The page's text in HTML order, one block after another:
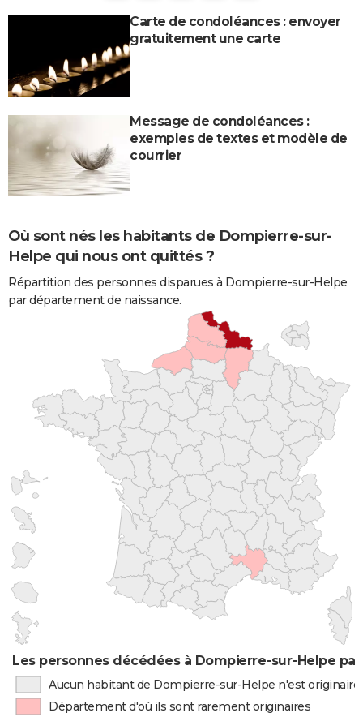
Carte de condoléances : envoyer
gratuitement une carte
Message de condoléances :
exemples de textes et modèle de
courrier
Où sont nés les habitants de Dompierre-sur-
Helpe qui nous ont quittés ?
Répartition des personnes disparues à Dompierre-sur-Helpe
par département de naissance.
Les personnes décédées à Dompierre-sur-Helpe
Aucun habitant de Dompierre-sur-Helpe n'est
Département d'où ils sont rarement originaires